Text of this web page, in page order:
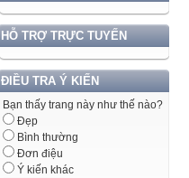
HỖ TRỢ TRỰC TUYẾN
ĐIỀU TRA Ý KIẾN
Bạn thấy trang này như thế nào?
Đẹp
Bình thường
Đơn điệu
Ý kiến khác